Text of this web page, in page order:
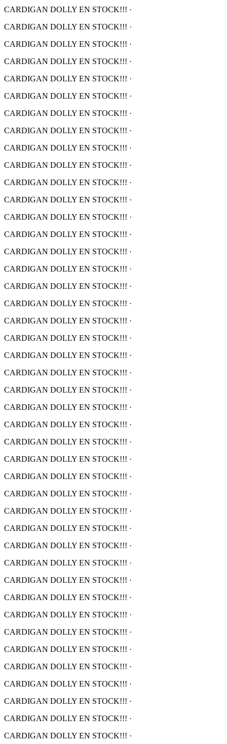
CARDIGAN DOLLY EN STOCK!!! ·
CARDIGAN DOLLY EN STOCK!!! ·
CARDIGAN DOLLY EN STOCK!!! ·
CARDIGAN DOLLY EN STOCK!!! ·
CARDIGAN DOLLY EN STOCK!!! ·
CARDIGAN DOLLY EN STOCK!!! ·
CARDIGAN DOLLY EN STOCK!!! ·
CARDIGAN DOLLY EN STOCK!!! ·
CARDIGAN DOLLY EN STOCK!!! ·
CARDIGAN DOLLY EN STOCK!!! ·
CARDIGAN DOLLY EN STOCK!!! ·
CARDIGAN DOLLY EN STOCK!!! ·
CARDIGAN DOLLY EN STOCK!!! ·
CARDIGAN DOLLY EN STOCK!!! ·
CARDIGAN DOLLY EN STOCK!!! ·
CARDIGAN DOLLY EN STOCK!!! ·
CARDIGAN DOLLY EN STOCK!!! ·
CARDIGAN DOLLY EN STOCK!!! ·
CARDIGAN DOLLY EN STOCK!!! ·
CARDIGAN DOLLY EN STOCK!!! ·
CARDIGAN DOLLY EN STOCK!!! ·
CARDIGAN DOLLY EN STOCK!!! ·
CARDIGAN DOLLY EN STOCK!!! ·
CARDIGAN DOLLY EN STOCK!!! ·
CARDIGAN DOLLY EN STOCK!!! ·
CARDIGAN DOLLY EN STOCK!!! ·
CARDIGAN DOLLY EN STOCK!!! ·
CARDIGAN DOLLY EN STOCK!!! ·
CARDIGAN DOLLY EN STOCK!!! ·
CARDIGAN DOLLY EN STOCK!!! ·
CARDIGAN DOLLY EN STOCK!!! ·
CARDIGAN DOLLY EN STOCK!!! ·
CARDIGAN DOLLY EN STOCK!!! ·
CARDIGAN DOLLY EN STOCK!!! ·
CARDIGAN DOLLY EN STOCK!!! ·
CARDIGAN DOLLY EN STOCK!!! ·
CARDIGAN DOLLY EN STOCK!!! ·
CARDIGAN DOLLY EN STOCK!!! ·
CARDIGAN DOLLY EN STOCK!!! ·
CARDIGAN DOLLY EN STOCK!!! ·
CARDIGAN DOLLY EN STOCK!!! ·
CARDIGAN DOLLY EN STOCK!!! ·
CARDIGAN DOLLY EN STOCK!!! ·